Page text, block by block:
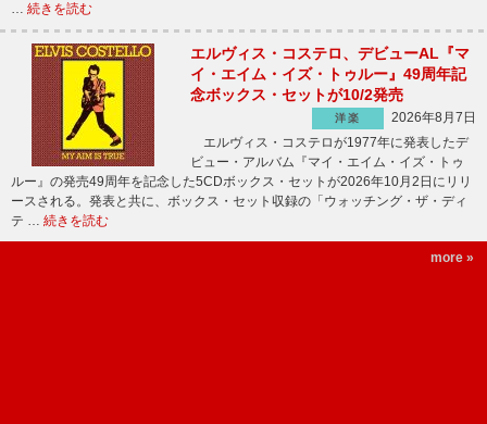
… 続きを読む
エルヴィス・コステロ、デビューAL『マ
イ・エイム・イズ・トゥルー』49周年記
念ボックス・セットが10/2発売
洋楽
2026年8月7日
エルヴィス・コステロが1977年に発表したデ
ビュー・アルバム『マイ・エイム・イズ・トゥ
ルー』の発売49周年を記念した5CDボックス・セットが2026年10月2日にリリ
ースされる。発表と共に、ボックス・セット収録の「ウォッチング・ザ・ディ
テ … 続きを読む
more »